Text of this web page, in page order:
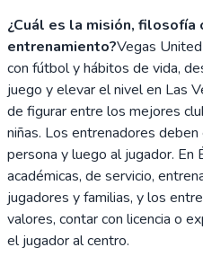
¿Cuál es la misión, filosofía
entrenamiento?Vegas
con fútbol y hábitos de vida,
juego y elevar el nivel en Las
de figurar entre los mejores
niñas. Los entrenadores
persona y luego al jugador.
académicas, de servicio,
jugadores y familias, y los
valores, contar con licencia o
el jugador al centro.